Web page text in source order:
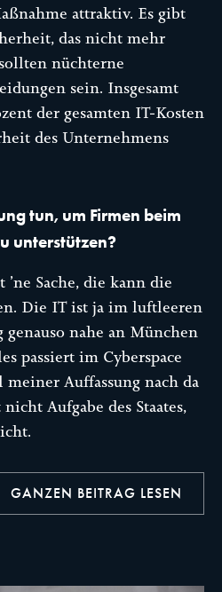
attraktiv. Es gibt
das nicht mehr
nüchterne
sein. Insgesamt
der gesamten IT-Kosten
des Unternehmens
tun, um Firmen beim
unterstützen?
’ne Sache, die kann die
Die IT ist ja im luftleeren
genauso nahe an München
passiert im Cyberspace
Auffassung nach da
Aufgabe des Staates,
GANZEN BEITRAG LESEN